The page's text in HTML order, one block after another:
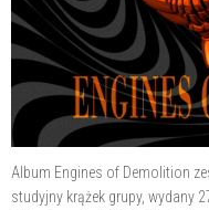
Album Engines of Demolition
studyjny krążek grupy, wydany